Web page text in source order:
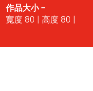
作品大小 -
寬度 80 | 高度 80 |